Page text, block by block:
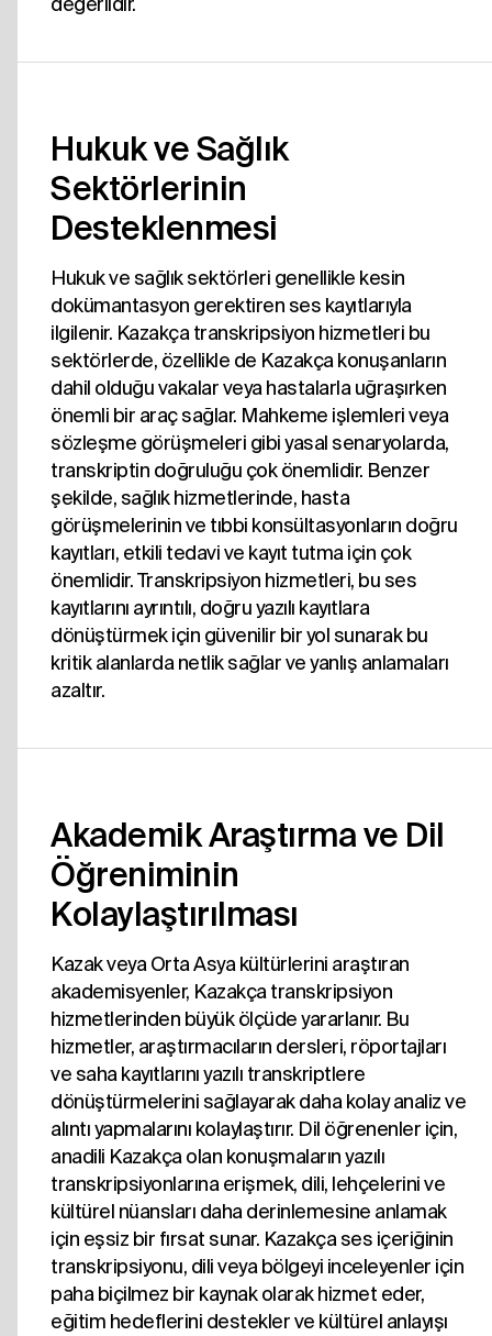
Hukuk ve Sağlık
Sektörlerinin
Desteklenmesi
Hukuk ve sağlık sektörleri genellikle kesin
dokümantasyon gerektiren ses kayıtlarıyla
ilgilenir. Kazakça transkripsiyon hizmetleri bu
sektörlerde, özellikle de Kazakça konuşanların
dahil olduğu vakalar veya hastalarla uğraşırken
önemli bir araç sağlar. Mahkeme işlemleri veya
sözleşme görüşmeleri gibi yasal senaryolarda,
transkriptin doğruluğu çok önemlidir. Benzer
şekilde, sağlık hizmetlerinde, hasta
görüşmelerinin ve tıbbi konsültasyonların doğru
kayıtları, etkili tedavi ve kayıt tutma için çok
önemlidir. Transkripsiyon hizmetleri, bu ses
kayıtlarını ayrıntılı, doğru yazılı kayıtlara
dönüştürmek için güvenilir bir yol sunarak bu
kritik alanlarda netlik sağlar ve yanlış anlamaları
azaltır.
Akademik Araştırma ve Dil
Öğreniminin
Kolaylaştırılması
Kazak veya Orta Asya kültürlerini araştıran
akademisyenler, Kazakça transkripsiyon
hizmetlerinden büyük ölçüde yararlanır. Bu
hizmetler, araştırmacıların dersleri, röportajları
ve saha kayıtlarını yazılı transkriptlere
dönüştürmelerini sağlayarak daha kolay analiz ve
alıntı yapmalarını kolaylaştırır. Dil öğrenenler için,
anadili Kazakça olan konuşmaların yazılı
transkripsiyonlarına erişmek, dili, lehçelerini ve
kültürel nüansları daha derinlemesine anlamak
için eşsiz bir fırsat sunar. Kazakça ses içeriğinin
transkripsiyonu, dili veya bölgeyi inceleyenler için
paha biçilmez bir kaynak olarak hizmet eder,
eğitim hedeflerini destekler ve kültürel anlayışı